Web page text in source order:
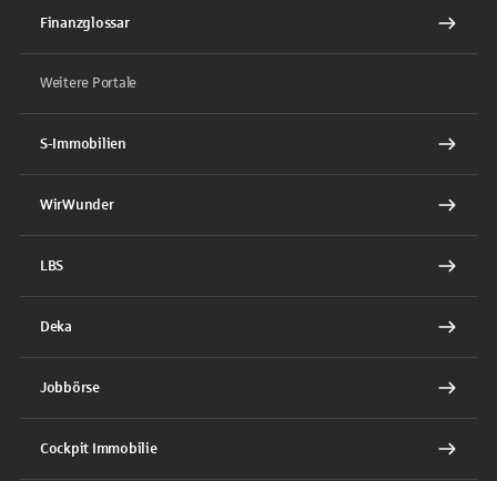
Finanzglossar
Weitere Portale
S-Immobilien
WirWunder
LBS
Deka
Jobbörse
Cockpit Immobilie